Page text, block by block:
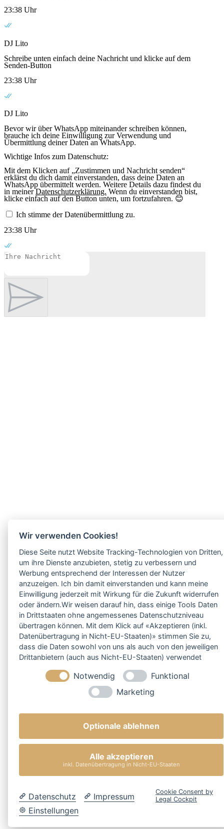
Wir verwenden Cookies!
Diese Seite nutzt Website Tracking-Technologien von Dritten,
um ihre Dienste anzubieten, stetig zu verbessern und
Werbung entsprechend der Interessen der Nutzer
anzuzeigen. Ich bin damit einverstanden und kann meine
Einwilligung jederzeit mit Wirkung für die Zukunft widerrufen
oder ändern.Wir weisen darauf hin, dass einige Tools Daten
in Drittstaaten ohne angemessenes Datenschutzniveau
übertragen können. Mit dem Klick auf «Akzeptieren (inkl.
Datenübertragung in Nicht-EU-Staaten)» stimmen Sie zu,
dass die Daten sowohl von uns als auch von den jeweiligen
Drittanbietern (auch aus Nicht-EU-Staaten) verwendet
selbstverständlich jederzeit ändern.
Notwendig
Funktional
Marketing
Optionale ablehnen
Alle akzeptieren
inkl. Datenübertragung in Nicht-EU-Staaten
Datenschutz
Impressum
Einstellungen
Cookie Consent by
Legal Cockpit
23:38 Uhr
DJ Lito
Schreibe unten einfach deine Nachricht und klicke auf dem
Senden-Button
23:38 Uhr
DJ Lito
Bevor wir über WhatsApp miteinander schreiben können,
brauche ich deine Einwilligung zur Verwendung und
Übermittlung deiner Daten an WhatsApp.
Wichtige Infos zum Datenschutz:
Mit dem Klicken auf „Zustimmen und Nachricht senden“
erklärst du dich damit einverstanden, dass deine Daten an
WhatsApp übermittelt werden. Weitere Details dazu findest du
in meinerDatenschutzerklärung. Wenn du einverstanden bist,
klicke einfach auf den Button unten, um fortzufahren. 😊
Ich stimme der Datenübermittlung zu.
23:38 Uhr